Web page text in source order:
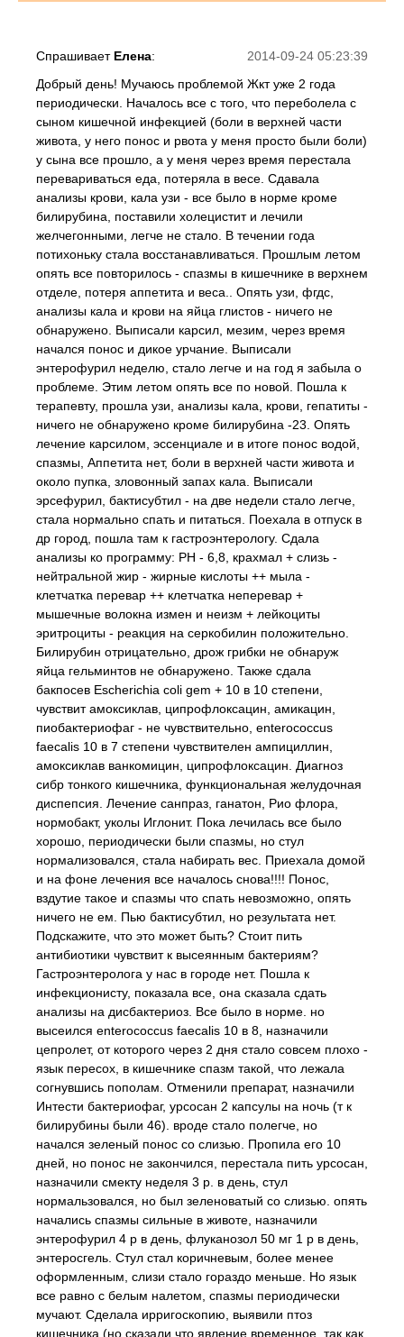
2014-09-24 05:23:39
Спрашивает Елена:
Добрый день! Мучаюсь проблемой Жкт уже 2 года
периодически. Началось все с того, что переболела с
сыном кишечной инфекцией (боли в верхней части
живота, у него понос и рвота у меня просто были боли)
у сына все прошло, а у меня через время перестала
перевариваться еда, потеряла в весе. Сдавала
анализы крови, кала узи - все было в норме кроме
билирубина, поставили холецистит и лечили
желчегонными, легче не стало. В течении года
потихоньку стала восстанавливаться. Прошлым летом
опять все повторилось - спазмы в кишечнике в верхнем
отделе, потеря аппетита и веса.. Опять узи, фгдс,
анализы кала и крови на яйца глистов - ничего не
обнаружено. Выписали карсил, мезим, через время
начался понос и дикое урчание. Выписали
энтерофурил неделю, стало легче и на год я забыла о
проблеме. Этим летом опять все по новой. Пошла к
терапевту, прошла узи, анализы кала, крови, гепатиты -
ничего не обнаружено кроме билирубина -23. Опять
лечение карсилом, эссенциале и в итоге понос водой,
спазмы, Аппетита нет, боли в верхней части живота и
около пупка, зловонный запах кала. Выписали
эрсефурил, бактисубтил - на две недели стало легче,
стала нормально спать и питаться. Поехала в отпуск в
др город, пошла там к гастроэнтерологу. Сдала
анализы ко программу: РН - 6,8, крахмал + слизь -
нейтральной жир - жирные кислоты ++ мыла -
клетчатка перевар ++ клетчатка неперевар +
мышечные волокна измен и неизм + лейкоциты
эритроциты - реакция на серкобилин положительно.
Билирубин отрицательно, дрож грибки не обнаруж
яйца гельминтов не обнаружено. Также сдала
бакпосев Escherichia coli gem + 10 в 10 степени,
чувствит амоксиклав, ципрофлоксацин, амикацин,
пиобактериофаг - не чувствительно, enterococcus
faecalis 10 в 7 степени чувствителен ампициллин,
амоксиклав ванкомицин, ципрофлоксацин. Диагноз
сибр тонкого кишечника, функциональная желудочная
диспепсия. Лечение санпраз, ганатон, Рио флора,
нормобакт, уколы Иглонит. Пока лечилась все было
хорошо, периодически были спазмы, но стул
нормализовался, стала набирать вес. Приехала домой
и на фоне лечения все началось снова!!!! Понос,
вздутие такое и спазмы что спать невозможно, опять
ничего не ем. Пью бактисубтил, но результата нет.
Подскажите, что это может быть? Стоит пить
антибиотики чувствит к высеянным бактериям?
Гастроэнтеролога у нас в городе нет. Пошла к
инфекционисту, показала все, она сказала сдать
анализы на дисбактериоз. Все было в норме. но
высеился enterococcus faecalis 10 в 8, назначили
цепролет, от которого через 2 дня стало совсем плохо -
язык пересох, в кишечнике спазм такой, что лежала
согнувшись пополам. Отменили препарат, назначили
Интести бактериофаг, урсосан 2 капсулы на ночь (т к
билирубины были 46). вроде стало полегче, но
начался зеленый понос со слизью. Пропила его 10
дней, но понос не закончился, перестала пить урсосан,
назначили смекту неделя 3 р. в день, стул
нормальзовался, но был зеленоватый со слизью. опять
начались спазмы сильные в животе, назначили
энтерофурил 4 р в день, флуканозол 50 мг 1 р в день,
энтеросгель. Стул стал коричневым, более менее
оформленным, слизи стало гораздо меньше. Но язык
все равно с белым налетом, спазмы периодически
мучают. Сделала ирригоскопию, выявили птоз
кишечника (но сказали что явление временное, так как